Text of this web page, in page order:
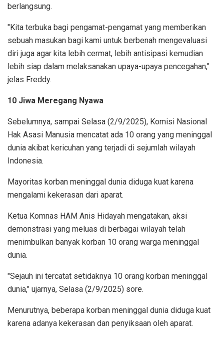
berlangsung.
"Kita terbuka bagi pengamat-pengamat yang memberikan
sebuah masukan bagi kami untuk berbenah mengevaluasi
diri juga agar kita lebih cermat, lebih antisipasi kemudian
lebih siap dalam melaksanakan upaya-upaya pencegahan,"
jelas Freddy.
10 Jiwa Meregang Nyawa
Sebelumnya, sampai Selasa (2/9/2025), Komisi Nasional
Hak Asasi Manusia mencatat ada 10 orang yang meninggal
dunia akibat kericuhan yang terjadi di sejumlah wilayah
Indonesia.
Mayoritas korban meninggal dunia diduga kuat karena
mengalami kekerasan dari aparat.
Ketua Komnas HAM Anis Hidayah mengatakan, aksi
demonstrasi yang meluas di berbagai wilayah telah
menimbulkan banyak korban 10 orang warga meninggal
dunia.
"Sejauh ini tercatat setidaknya 10 orang korban meninggal
dunia," ujarnya, Selasa (2/9/2025) sore.
Menurutnya, beberapa korban meninggal dunia diduga kuat
karena adanya kekerasan dan penyiksaan oleh aparat.